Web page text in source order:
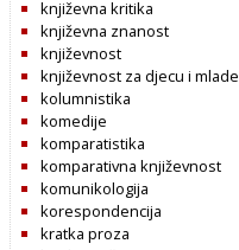
književna kritika
književna znanost
književnost
književnost za djecu i mlade
kolumnistika
komedije
komparatistika
komparativna književnost
komunikologija
korespondencija
kratka proza